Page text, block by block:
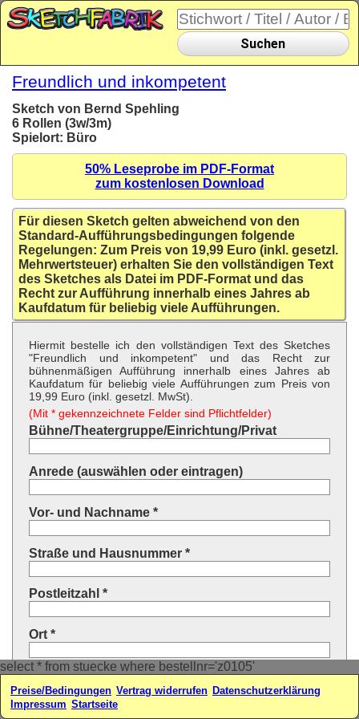
select * from stuecke where bestellnr='z0105'
Suchen
Freundlich und inkompetent
Sketch von Bernd Spehling
6 Rollen (3w/3m)
Spielort: Büro
50% Leseprobe im PDF-Format
zum kostenlosen Download
Für diesen Sketch gelten abweichend von den
Standard-Aufführungsbedingungen folgende
Regelungen: Zum Preis von 19,99 Euro (inkl. gesetzl.
Mehrwertsteuer) erhalten Sie den vollständigen Text
des Sketches als Datei im PDF-Format und das
Recht zur Aufführung innerhalb eines Jahres ab
Kaufdatum für beliebig viele Aufführungen.
Hiermit bestelle ich den vollständigen Text des Sketches
"Freundlich und inkompetent" und das Recht zur
bühnenmäßigen Aufführung innerhalb eines Jahres ab
Kaufdatum für beliebig viele Aufführungen zum Preis von
19,99 Euro (inkl. gesetzl. MwSt).
(Mit * gekennzeichnete Felder sind Pflichtfelder)
Bühne/Theatergruppe/Einrichtung/Privat
Anrede (auswählen oder eintragen)
Vor- und Nachname *
Straße und Hausnummer *
Postleitzahl *
Ort *
Land * (auswählen oder eintragen)
Ihre E-Mail-Adresse*
Preise/Bedingungen Vertrag widerrufen Datenschutzerklärung
Impressum Startseite